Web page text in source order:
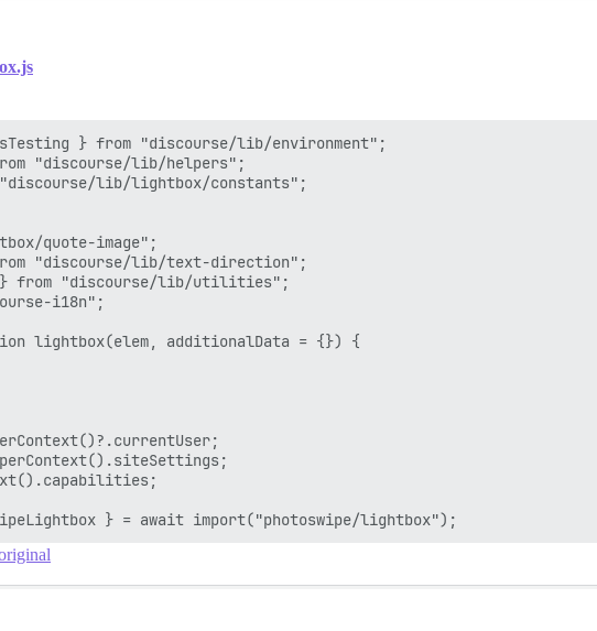
} from "discourse/lib/environment";
"discourse/lib/helpers";
"discourse/lib/lightbox/constants";
quote-image";
"discourse/lib/text-direction";
} from "discourse/lib/utilities";
i18n";
lightbox(elem, additionalData = {}) {